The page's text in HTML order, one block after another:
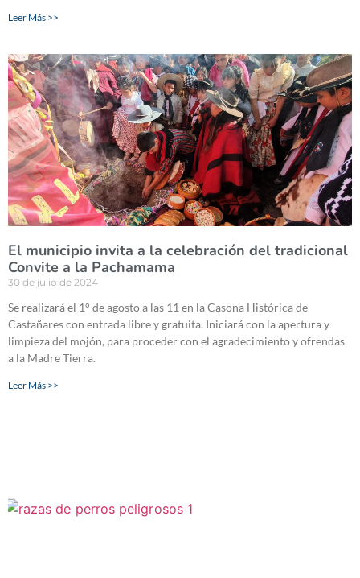
Leer Más >>
El municipio invita a la celebración del tradicional
Convite a la Pachamama
30 de julio de 2024
Se realizará el 1° de agosto a las 11 en la Casona Histórica de
Castañares con entrada libre y gratuita. Iniciará con la apertura y
limpieza del mojón, para proceder con el agradecimiento y ofrendas
a la Madre Tierra.
Leer Más >>